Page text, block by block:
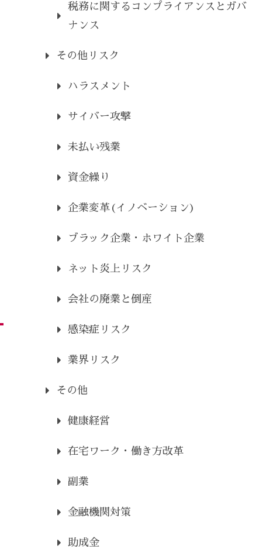
税務に関するコンプライアンスとガバ
ナンス
その他リスク
ハラスメント
サイバー攻撃
未払い残業
資金繰り
企業変革(イノベーション)
ブラック企業・ホワイト企業
ネット炎上リスク
会社の廃業と倒産
感染症リスク
業界リスク
その他
健康経営
在宅ワーク・働き方改革
副業
金融機関対策
助成金